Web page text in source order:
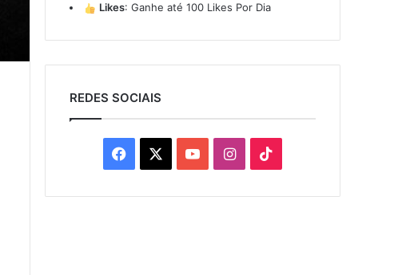
Likes: Ganhe até 100 Likes Por Dia
REDES SOCIAIS
Facebook YouTubeInstagram